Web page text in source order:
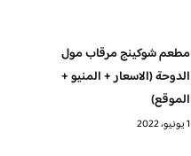
مطعم شوكينج مرقاب مول
الدوحة (الاسعار + المنيو +
الموقع)
1 يونيو، 2022